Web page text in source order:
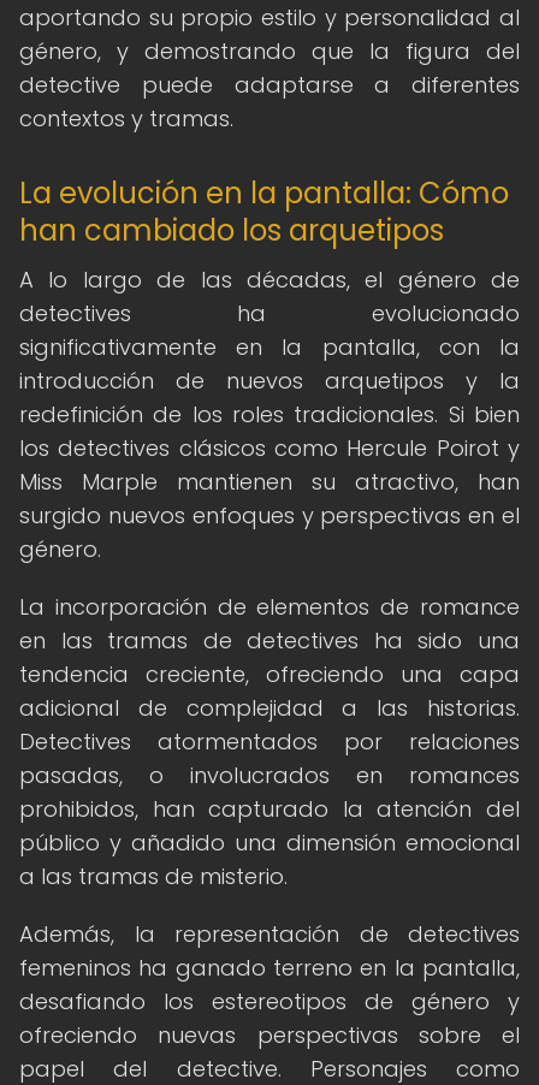
aportando su propio estilo y personalidad al
género, y demostrando que la figura del
detective puede adaptarse a diferentes
contextos y tramas.
La evolución en la pantalla: Cómo
han cambiado los arquetipos
A lo largo de las décadas, el género de
detectives ha evolucionado
significativamente en la pantalla, con la
introducción de nuevos arquetipos y la
redefinición de los roles tradicionales. Si bien
los detectives clásicos como Hercule Poirot y
Miss Marple mantienen su atractivo, han
surgido nuevos enfoques y perspectivas en el
género.
La incorporación de elementos de romance
en las tramas de detectives ha sido una
tendencia creciente, ofreciendo una capa
adicional de complejidad a las historias.
Detectives atormentados por relaciones
pasadas, o involucrados en romances
prohibidos, han capturado la atención del
público y añadido una dimensión emocional
a las tramas de misterio.
Además, la representación de detectives
femeninos ha ganado terreno en la pantalla,
desafiando los estereotipos de género y
ofreciendo nuevas perspectivas sobre el
papel del detective. Personajes como